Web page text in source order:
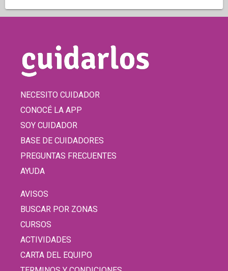
NECESITO CUIDADOR
CONOCÉ LA APP
SOY CUIDADOR
BASE DE CUIDADORES
PREGUNTAS FRECUENTES
AYUDA
AVISOS
BUSCAR POR ZONAS
CURSOS
ACTIVIDADES
CARTA DEL EQUIPO